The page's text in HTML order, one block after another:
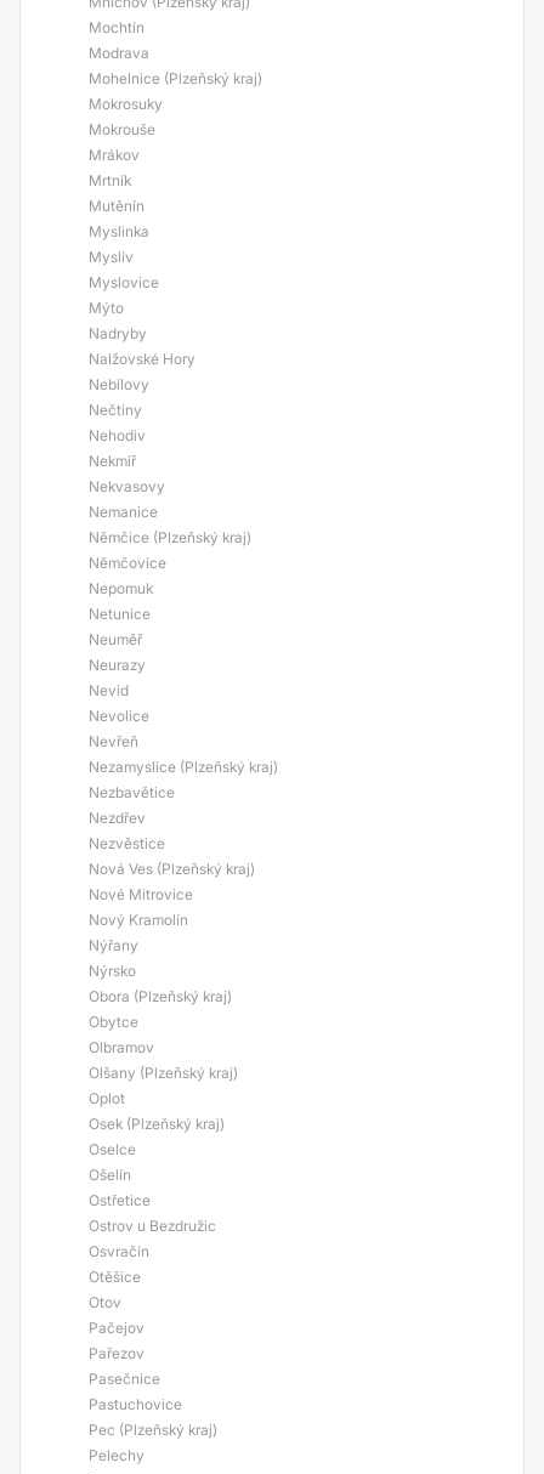
Mochtín
Modrava
Mohelnice (Plzeňský kraj)
Mokrosuky
Mokrouše
Mrákov
Mrtník
Mutěnín
Myslinka
Myslív
Myslovice
Mýto
Nadryby
Nalžovské Hory
Nebílovy
Nečtiny
Nehodiv
Nekmíř
Nekvasovy
Nemanice
Němčice (Plzeňský kraj)
Němčovice
Nepomuk
Netunice
Neuměř
Neurazy
Nevid
Nevolice
Nevřeň
Nezamyslice (Plzeňský kraj)
Nezbavětice
Nezdřev
Nezvěstice
Nová Ves (Plzeňský kraj)
Nové Mitrovice
Nový Kramolín
Nýřany
Nýrsko
Obora (Plzeňský kraj)
Obytce
Olbramov
Olšany (Plzeňský kraj)
Oplot
Osek (Plzeňský kraj)
Oselce
Ošelín
Ostřetice
Ostrov u Bezdružic
Osvračín
Otěšice
Otov
Pačejov
Pařezov
Pasečnice
Pastuchovice
Pec (Plzeňský kraj)
Pelechy